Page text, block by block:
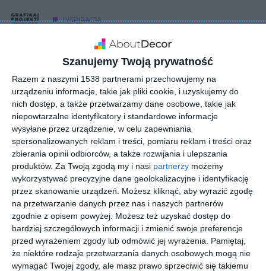
Szanujemy Twoją prywatność
Razem z naszymi 1538 partnerami przechowujemy na
urządzeniu informacje, takie jak pliki cookie, i uzyskujemy do
nich dostęp, a także przetwarzamy dane osobowe, takie jak
niepowtarzalne identyfikatory i standardowe informacje
wysyłane przez urządzenie, w celu zapewniania
spersonalizowanych reklam i treści, pomiaru reklam i treści oraz
zbierania opinii odbiorców, a także rozwijania i ulepszania
produktów. Za Twoją zgodą my i nasi partnerzy możemy
wykorzystywać precyzyjne dane geolokalizacyjne i identyfikację
przez skanowanie urządzeń. Możesz kliknąć, aby wyrazić zgodę
na przetwarzanie danych przez nas i naszych partnerów
zgodnie z opisem powyżej. Możesz też uzyskać dostęp do
bardziej szczegółowych informacji i zmienić swoje preferencje
przed wyrażeniem zgody lub odmówić jej wyrażenia.
Pamiętaj,
że niektóre rodzaje przetwarzania danych osobowych mogą nie
wymagać Twojej zgody, ale masz prawo sprzeciwić się takiemu
INSPIRACJA
Pokój dziecięcy
Aranżacja pokoju dziecięcego.
AUTOR:Grafika i projekt aranżacja wnętrz
DODAJ DO ULUBIONYCH
UDOSTĘPNIJ
Pozostałe zdjęcia w projekcie:mieszkanie 80m2 w stylu
ciepło skandynawskim